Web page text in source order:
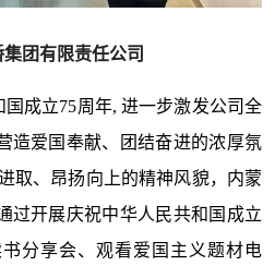
团有限责任公司
成立75周年, 进一步激发公司全
造爱国奉献、团结奋进的浓厚氛
取、昂扬向上的精神风貌，内蒙
过开展庆祝中华人民共和国成立
分享会、观看爱国主义题材电